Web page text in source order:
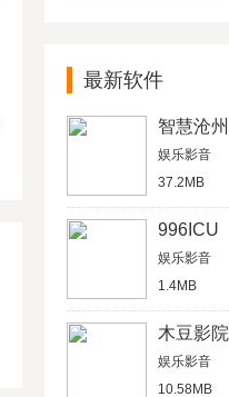
最新软件
智慧沧州
娱乐影音
37.2MB
996ICU
娱乐影音
1.4MB
木豆影院
娱乐影音
10.58MB